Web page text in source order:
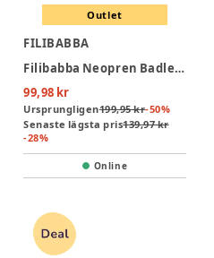
Outlet
FILIBABBA
Filibabba Neopren Badleksak - Ocean Friends
99,98 kr
Ursprungligen199,95 kr-50%
Senaste lägsta pris139,97 kr
-28%
Online